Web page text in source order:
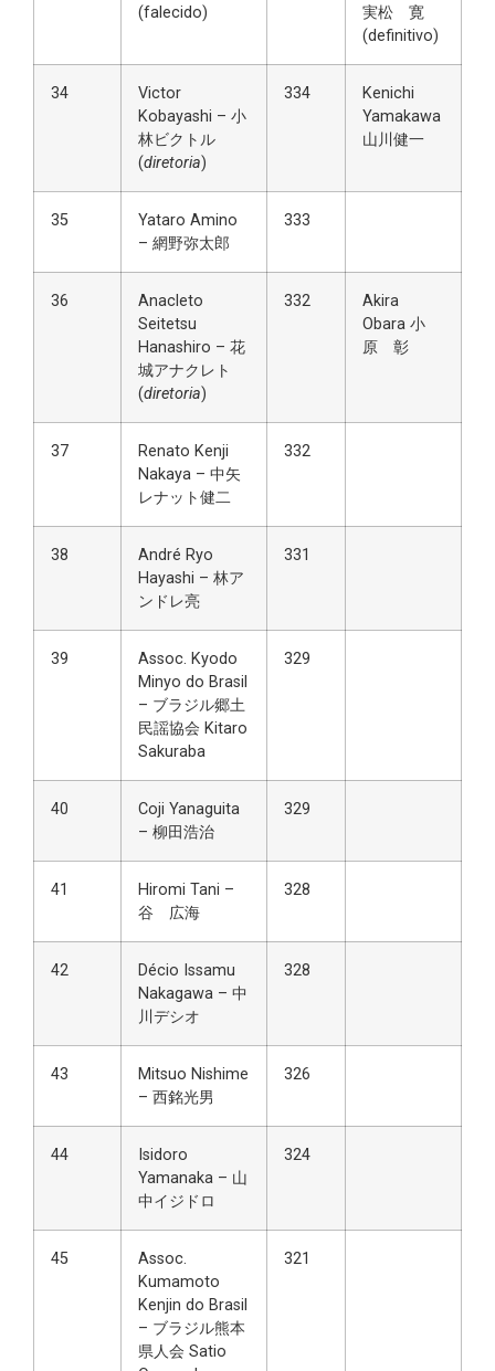
(falecido)
実松 寛
(definitivo)
34
Victor
Kobayashi – 小
林ビクトル
(diretoria)
334
Kenichi
Yamakawa
山川健一
35
Yataro Amino
– 網野弥太郎
333
36
Anacleto
Seitetsu
Hanashiro – 花
城アナクレト
(diretoria)
332
Akira
Obara 小
原 彰
37
Renato Kenji
Nakaya – 中矢
レナット健二
332
38
André Ryo
Hayashi – 林ア
ンドレ亮
331
39
Assoc. Kyodo
Minyo do Brasil
– ブラジル郷土
民謡協会 Kitaro
Sakuraba
329
40
Coji Yanaguita
– 柳田浩治
329
41
Hiromi Tani –
谷 広海
328
42
Décio Issamu
Nakagawa – 中
川デシオ
328
43
Mitsuo Nishime
– 西銘光男
326
44
Isidoro
Yamanaka – 山
中イジドロ
324
45
Assoc.
Kumamoto
Kenjin do Brasil
– ブラジル熊本
県人会 Satio
321